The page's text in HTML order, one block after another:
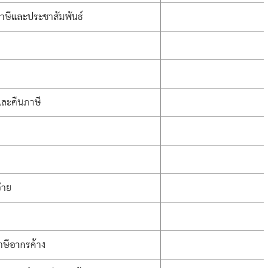
ละประชาสัมพันธ์
ะคืนภาษี
ย
าษีอากรค้าง